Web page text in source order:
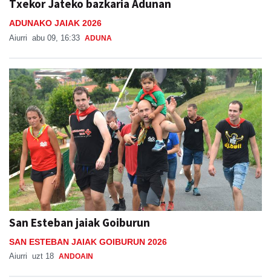
Txekor Jateko bazkaria Adunan
ADUNAKO JAIAK 2026
Aiurri abu 09, 16:33 ADUNA
San Esteban jaiak Goiburun
SAN ESTEBAN JAIAK GOIBURUN 2026
Aiurri uzt 18 ANDOAIN